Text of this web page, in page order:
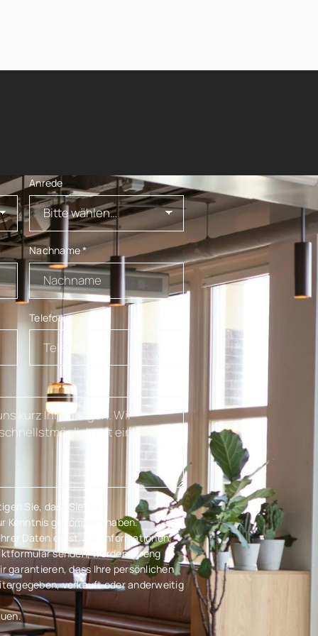
Anrede
Nachname*
Telefon
Sie, dass Sie die
Kenntnis genommen haben.
Daten ernst. Alle Informationen,
senden, werden streng
garantieren, dass Ihre persönlichen
verkauft oder anderweitig